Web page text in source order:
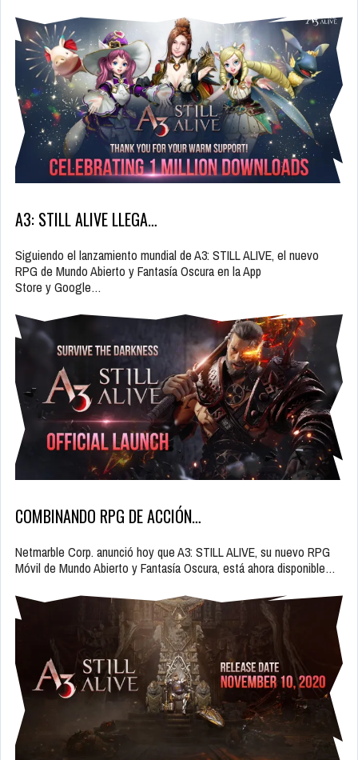
A3: STILL ALIVE LLEGA…
Siguiendo el lanzamiento mundial de A3: STILL ALIVE, el nuevo
RPG de Mundo Abierto y Fantasía Oscura en la App
Store y Google…
COMBINANDO RPG DE ACCIÓN…
Netmarble Corp. anunció hoy que A3: STILL ALIVE, su nuevo RPG
Móvil de Mundo Abierto y Fantasía Oscura, está ahora disponible…